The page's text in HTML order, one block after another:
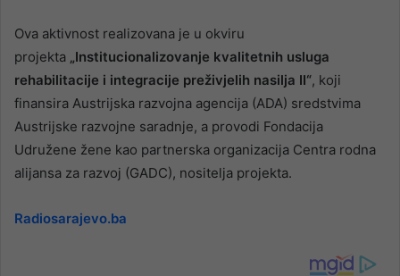
Ova aktivnost realizovana je u okviru
projekta „Institucionalizovanje kvalitetnih usluga
rehabilitacije i integracije preživjelih nasilja II“, koji
finansira Austrijska razvojna agencija (ADA) sredstvima
Austrijske razvojne saradnje, a provodi Fondacija
Udružene žene kao partnerska organizacija Centra rodna
alijansa za razvoj (GADC), nositelja projekta.
Radiosarajevo.ba